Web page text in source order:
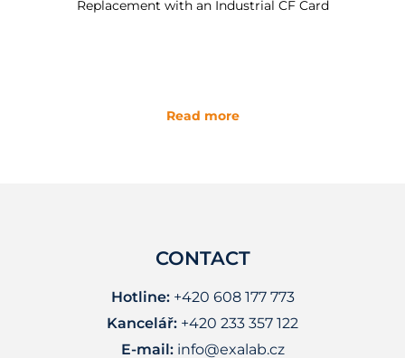
Replacement with an Industrial CF Card
Read more
CONTACT
Hotline:+420 608 177 773
Kancelář: +420 233 357 122
E-mail: info@exalab.cz